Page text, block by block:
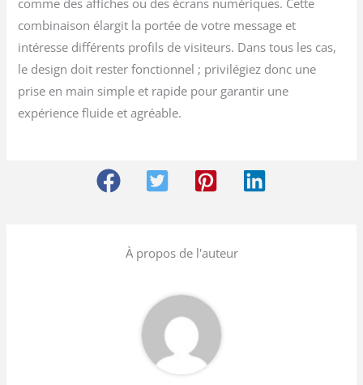
combinaison élargit la portée de votre message et
intéresse différents profils de visiteurs. Dans tous les cas,
le design doit rester fonctionnel ; privilégiez donc une
prise en main simple et rapide pour garantir une
expérience fluide et agréable.
À propos de l'auteur